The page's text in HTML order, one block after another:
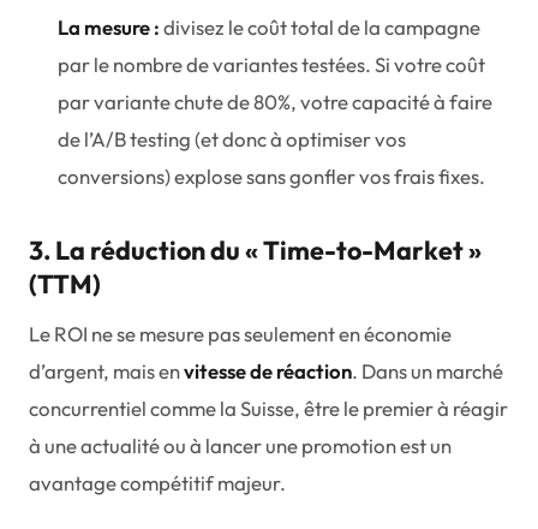
La mesure :divisez le coût total de la campagne
par le nombre de variantes testées. Si votre coût
par variante chute de 80%, votre capacité à faire
de l’A/B testing (et donc à optimiser vos
conversions) explose sans gonfler vos frais fixes.
3. La réduction du « Time-to-Market »
(TTM)
Le ROI ne se mesure pas seulement en économie
d’argent, mais envitesse de réaction. Dans un marché
concurrentiel comme la Suisse, être le premier à réagir
à une actualité ou à lancer une promotion est un
avantage compétitif majeur.